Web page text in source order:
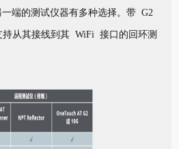
端的测试仪器有多种选择。带 G2
从其接线到其 WiFi 接口的回环测